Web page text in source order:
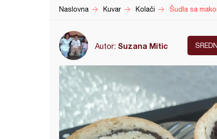
Naslovna Kuvar Kolači Šudla sa
Autor: Suzana Mitic